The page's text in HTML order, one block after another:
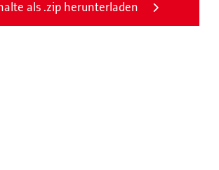
als .zip herunterladen